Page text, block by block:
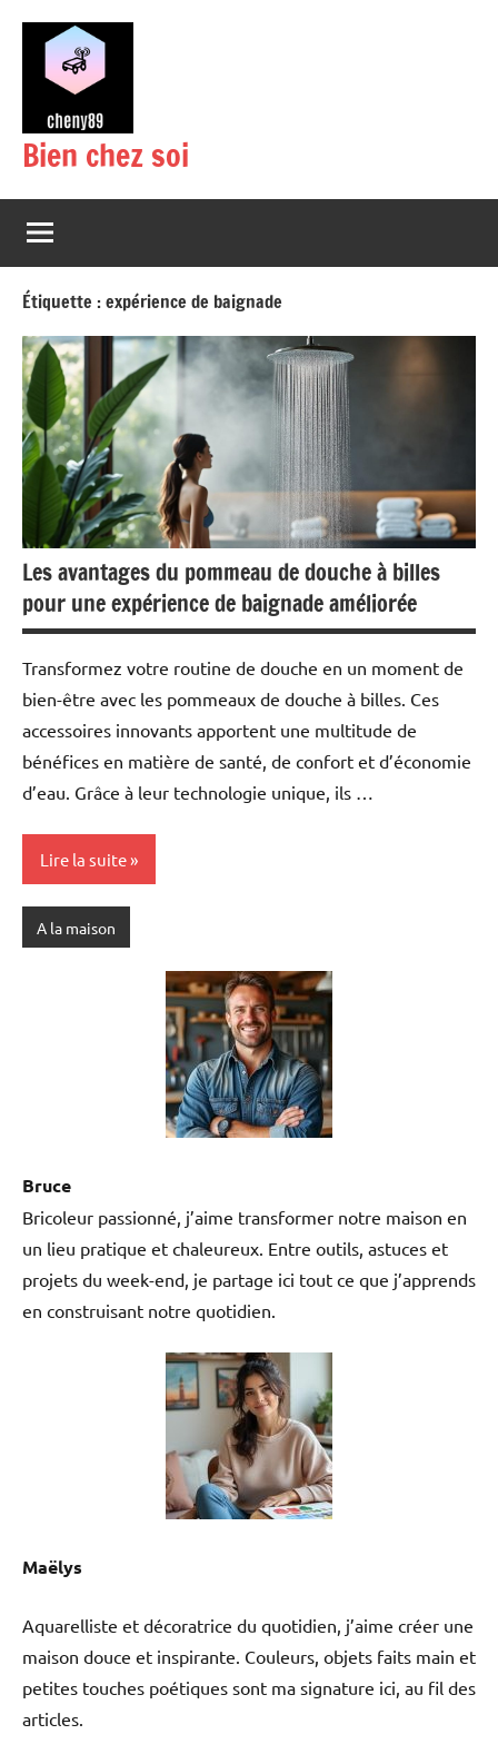
contenu
Bien chez soi
Étiquette :expérience de baignade
Les avantages du pommeau de douche à billes
pour une expérience de baignade améliorée
Transformez votre routine de douche en un moment de
bien-être avec les pommeaux de douche à billes. Ces
accessoires innovants apportent une multitude de
bénéfices en matière de santé, de confort et d’économie
d’eau. Grâce à leur technologie unique, ils …
Lire la suite
A la maison
Bruce
Bricoleur passionné, j’aime transformer notre maison en
un lieu pratique et chaleureux. Entre outils, astuces et
projets du week-end, je partage ici tout ce que j’apprends
en construisant notre quotidien.
Maëlys
Aquarelliste et décoratrice du quotidien, j’aime créer une
maison douce et inspirante. Couleurs, objets faits main et
petites touches poétiques sont ma signature ici, au fil des
articles.